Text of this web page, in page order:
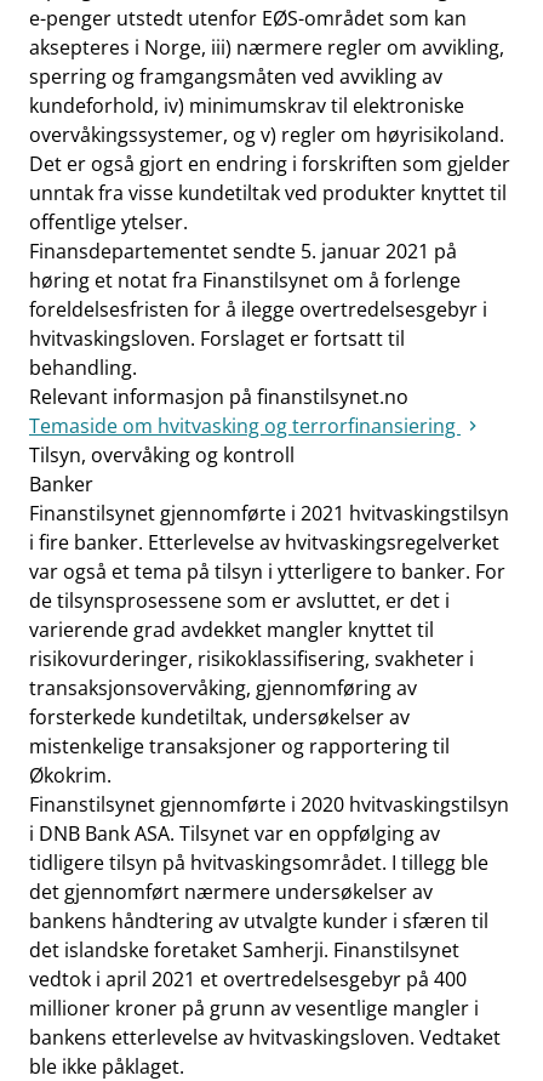
e-penger utstedt utenfor EØS-området som kan
aksepteres i Norge, iii) nærmere regler om avvikling,
sperring og framgangsmåten ved avvikling av
kundeforhold, iv) minimumskrav til elektroniske
overvåkingssystemer, og v) regler om høyrisikoland.
Det er også gjort en endring i forskriften som gjelder
unntak fra visse kundetiltak ved produkter knyttet til
offentlige ytelser.
Finansdepartementet sendte 5. januar 2021 på
høring et notat fra Finanstilsynet om å forlenge
foreldelsesfristen for å ilegge overtredelsesgebyr i
hvitvaskingsloven. Forslaget er fortsatt til
behandling.
Relevant informasjon på finanstilsynet.no
Temaside om hvitvasking og terrorfinansiering
Tilsyn, overvåking og kontroll
Banker
Finanstilsynet gjennomførte i 2021 hvitvaskingstilsyn
i fire banker. Etterlevelse av hvitvaskingsregelverket
var også et tema på tilsyn i ytterligere to banker. For
de tilsynsprosessene som er avsluttet, er det i
varierende grad avdekket mangler knyttet til
risikovurderinger, risikoklassifisering, svakheter i
transaksjonsovervåking, gjennomføring av
forsterkede kundetiltak, undersøkelser av
mistenkelige transaksjoner og rapportering til
Økokrim.
Finanstilsynet gjennomførte i 2020 hvitvaskingstilsyn
i DNB Bank ASA. Tilsynet var en oppfølging av
tidligere tilsyn på hvitvaskingsområdet. I tillegg ble
det gjennomført nærmere undersøkelser av
bankens håndtering av utvalgte kunder i sfæren til
det islandske foretaket Samherji. Finanstilsynet
vedtok i april 2021 et overtredelsesgebyr på 400
millioner kroner på grunn av vesentlige mangler i
bankens etterlevelse av hvitvaskingsloven. Vedtaket
ble ikke påklaget.